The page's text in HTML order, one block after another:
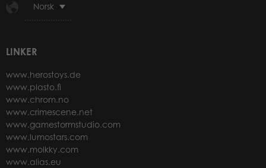
Norsk
LINKER
www.herostoys.de
www.plasto.fi
www.chrom.no
www.crimescene.net
www.gamestormstudio.com
www.lumostars.com
www.molkky.com
www.alias.eu